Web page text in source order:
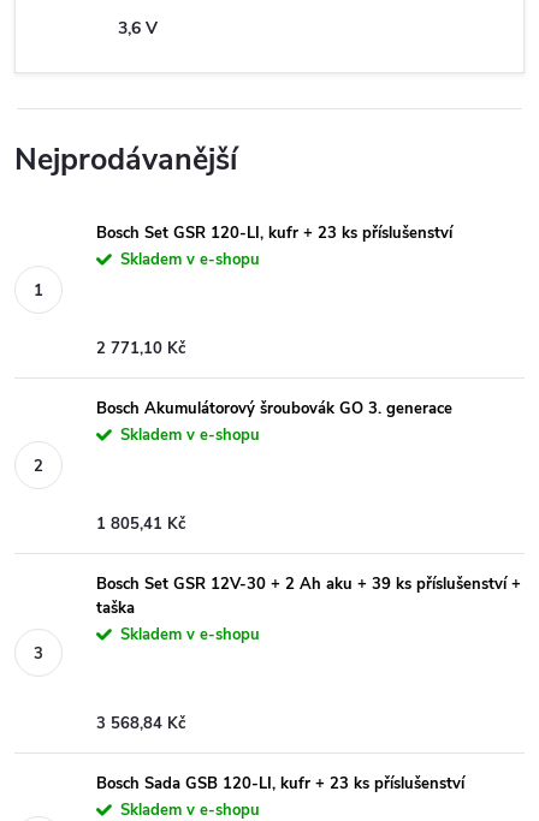
3,6 V
Nejprodávanější
Bosch Set GSR 120-LI, kufr + 23 ks příslušenství
Skladem v e-shopu
2 771,10 Kč
Bosch Akumulátorový šroubovák GO 3. generace
Skladem v e-shopu
1 805,41 Kč
Bosch Set GSR 12V-30 + 2 Ah aku + 39 ks příslušenství +
taška
Skladem v e-shopu
3 568,84 Kč
Bosch Sada GSB 120-LI, kufr + 23 ks příslušenství
Skladem v e-shopu